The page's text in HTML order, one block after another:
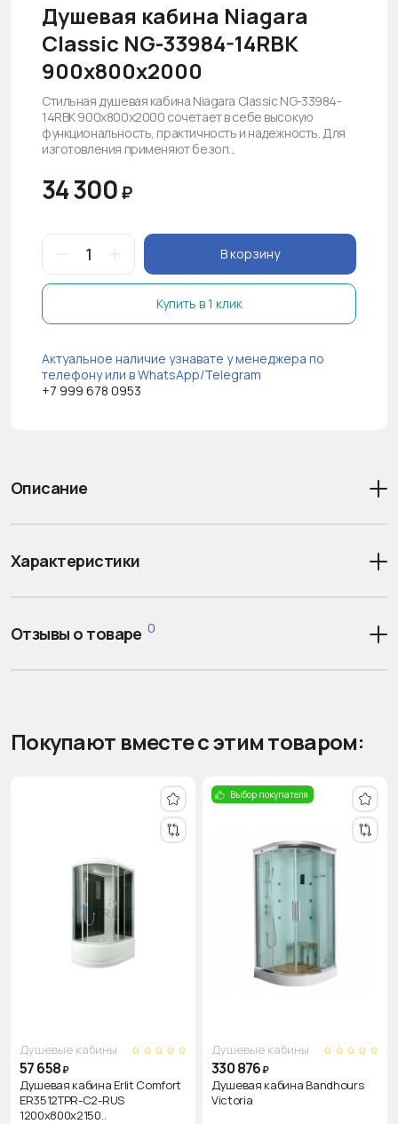
Душевая кабина Niagara
Classic NG-33984-14RBK
900х800х2000
Стильная душевая кабина Niagara Classic NG-33984-
14RBK 900х800х2000 сочетает в себе высокую
функциональность, практичность и надежность. Для
изготовления применяют безоп...
34 300₽
В корзину
Купить в 1 клик
Актуальное наличие узнавате у менеджера по
телефону или в WhatsApp/Telegram
+7 999 678 0953
Описание
Характеристики
Отзывы о товаре 0
Покупают вместе с этим товаром:
Душевые кабины
57 658₽
Душевая кабина Erlit Comfort
ER3512TPR-C2-RUS
1200x800x2150..
Выбор покупателя
Душевые кабины
330 876₽
Душевая кабина Bandhours
Victoria